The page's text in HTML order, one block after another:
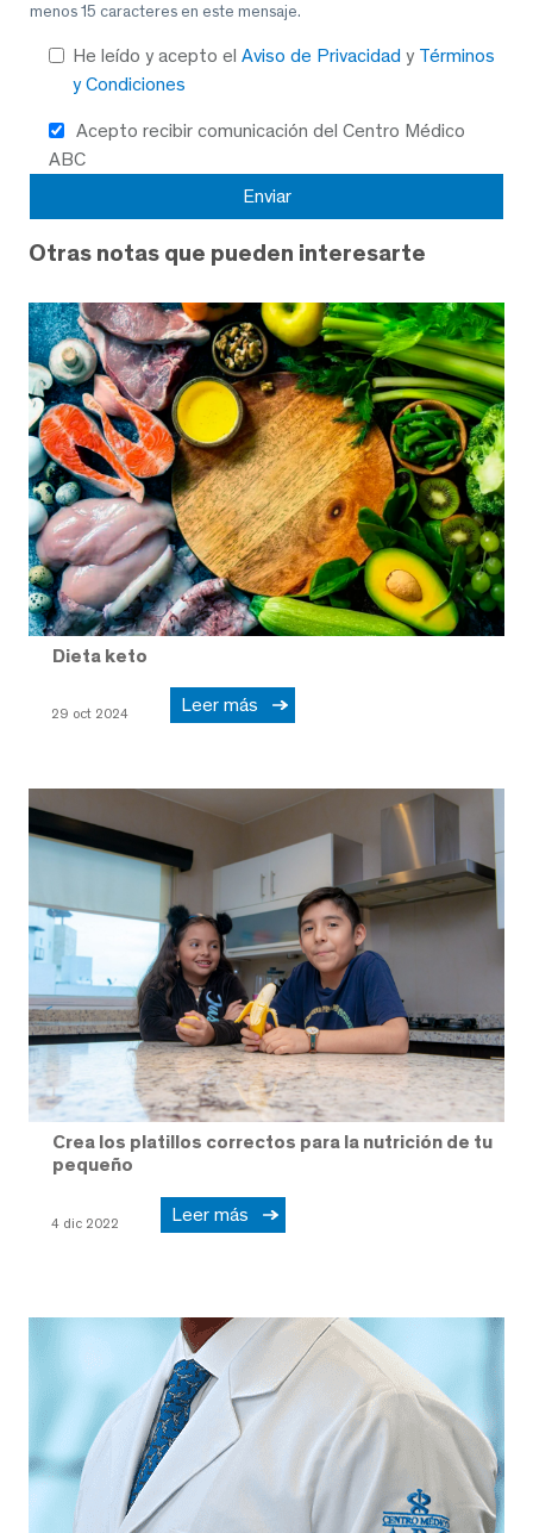
menos 15 caracteres en este mensaje.
He leído y acepto el Aviso de Privacidad y Términos
y Condiciones
Acepto recibir comunicación del Centro Médico
ABC
Otras notas que pueden interesarte
Dieta keto
29 oct 2024 Leer más
Crea los platillos correctos para la nutrición de tu
pequeño
4 dic 2022 Leer más